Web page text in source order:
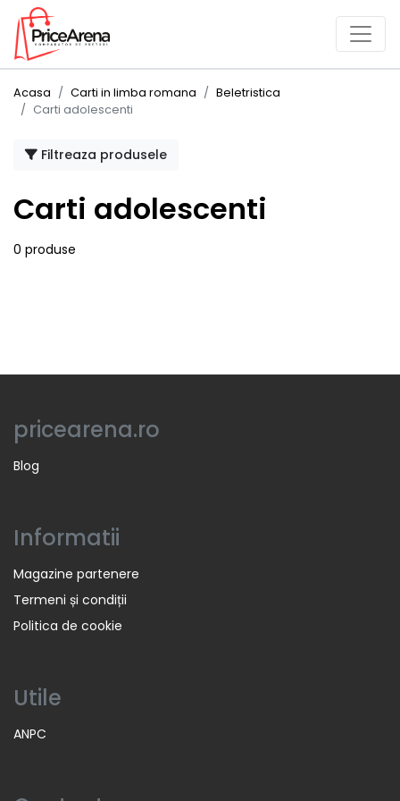
Acasa Carti in limba romana
Beletristica
Carti adolescenti
Filtreaza produsele
Carti adolescenti
0 produse
pricearena.ro
Blog
Informatii
Magazine partenere
Termeni și condiții
Politica de cookie
Utile
ANPC